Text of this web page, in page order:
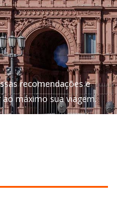
recomendações e
máximo sua viagem.